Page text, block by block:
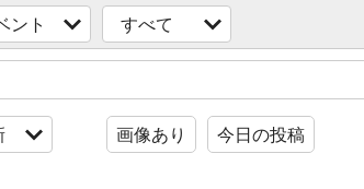
ント すべて
画像あり 今日の投稿